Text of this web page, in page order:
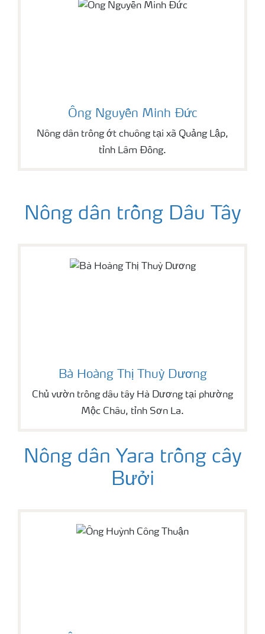
Ông Nguyễn Minh Đức
Nông dân trồng ớt chuông tại xã Quảng Lập,
tỉnh Lâm Đồng.
Nông dân trồng Dâu Tây
Bà Hoàng Thị Thuỳ Dương
Chủ vườn trồng dâu tây Hà Dương tại phường
Mộc Châu, tỉnh Sơn La.
Nông dân Yara trồng cây
Bưởi